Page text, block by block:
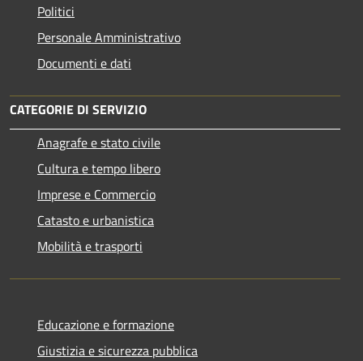
Politici
Personale Amministrativo
Documenti e dati
CATEGORIE DI SERVIZIO
Anagrafe e stato civile
Cultura e tempo libero
Imprese e Commercio
Catasto e urbanistica
Mobilità e trasporti
Educazione e formazione
Giustizia e sicurezza pubblica